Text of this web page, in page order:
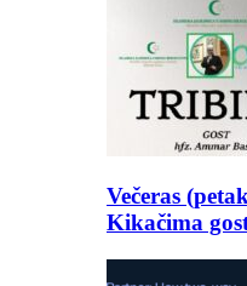
Večeras
Kikačima